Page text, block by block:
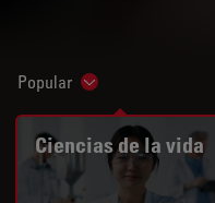
Popular Show subnavigation
Ciencias de la vida